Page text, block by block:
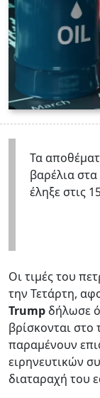
Τα
βαρέλια
έληξε στις
Οι τιμές του
την Τετάρτη,
Trumpδήλωσε
βρίσκονται στο
παραμένουν
ειρηνευτικών
διαταραχή του